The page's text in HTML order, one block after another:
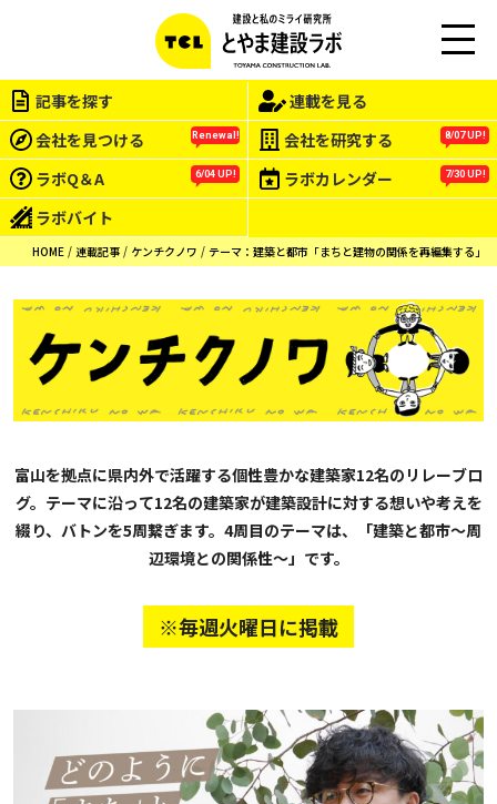
EN
記事を探す
連載を見る
会社を見つける
Renewal! 会社を研究する 8/07 UP!
ラボQ＆A 6/04 UP! ラボカレンダー 7/30 UP!
ラボバイト
HOME 連載記事 ケンチクノワ テーマ：建築と都市「まちと建物の関係を再編集する」
富山を拠点に県内外で活躍する個性豊かな建築家12名のリレーブロ
グ。テーマに沿って12名の建築家が建築設計に対する想いや考えを
綴り、バトンを5周繋ぎます。4周目のテーマは、「建築と都市〜周
辺環境との関係性〜」です。
※毎週火曜日に掲載